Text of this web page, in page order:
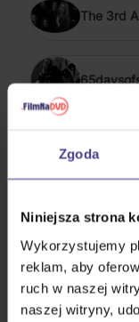
Zgoda
Niniejsza strona
Wykorzystujemy
reklam, aby
ruch w naszej
naszej witryny,
The 3rd